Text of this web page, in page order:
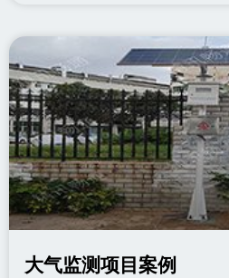
大气监测项目案例